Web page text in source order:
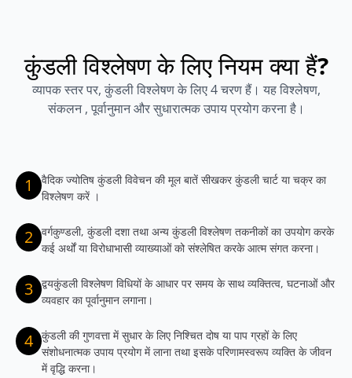
कुंडली विश्लेषण के लिए नियम क्या हैं?
व्यापक स्तर पर, कुंडली विश्लेषण के लिए 4 चरण हैं। यह विश्लेषण,
संकलन , पूर्वानुमान और सुधारात्मक उपाय प्रयोग करना है।
1
वैदिक ज्योतिष कुंडली विवेचन की मूल बातें सीखकर कुंडली चार्ट या चक्र का
विश्लेषण करें ।
2 वर्गकुण्डली, कुंडली दशा तथा अन्य कुंडली विश्लेषण तकनीकों का उपयोग करके
कई अर्थों या विरोधाभासी व्याख्याओं को संश्लेषित करके आत्म संगत करना।
3 द्वयकुंडली विश्लेषण विधियों के आधार पर समय के साथ व्यक्तित्व, घटनाओं और
व्यवहार का पूर्वानुमान लगाना।
4 कुंडली की गुणवत्ता में सुधार के लिए निश्चित दोष या पाप ग्रहों के लिए
संशोधनात्मक उपाय प्रयोग में लाना तथा इसके परिणामस्वरूप व्यक्ति के जीवन
में वृद्धि करना।